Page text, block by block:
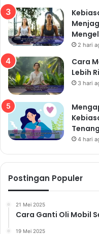
2 hari
Cara
Lebih
3 hari
Tenang
4 hari
Postingan Populer
21 Mei 2025
Cara Ganti Oli Mobil
19 Mei 2025